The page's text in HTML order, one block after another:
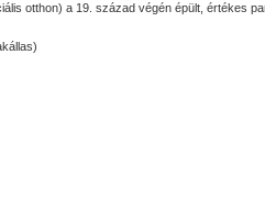
otthon) a 19. század végén épült, értékes